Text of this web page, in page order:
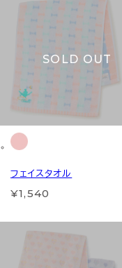
SOLD OUT
フェイスタオル
¥1,540